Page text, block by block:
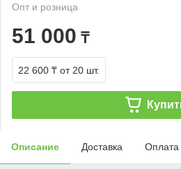
Опт и розница
51 000 ₸
22 600 ₸ от 20 шт.
Описание Доставка Оплата